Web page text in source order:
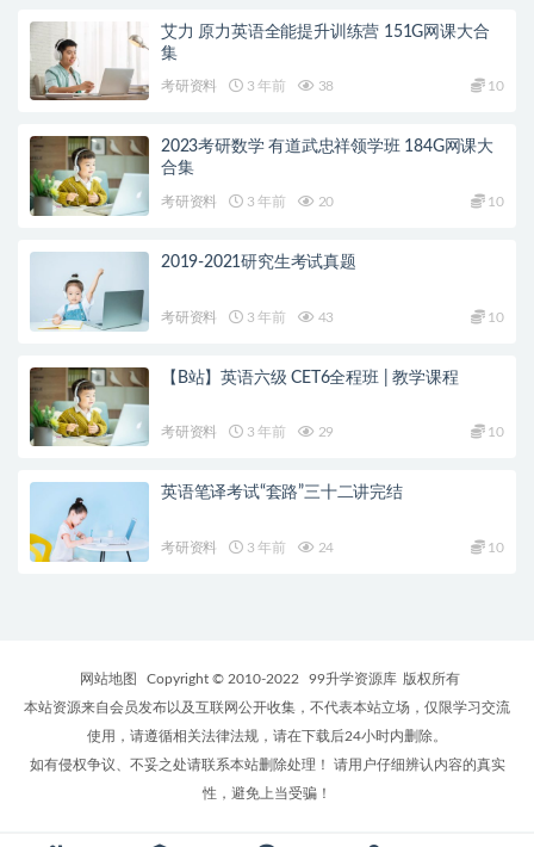
艾力 原力英语全能提升训练营 151G网课大合
集
考研资料 3 年前 38 10
2023考研数学 有道武忠祥领学班 184G网课大
合集
考研资料 3 年前 20 10
2019-2021研究生考试真题
考研资料 3 年前 43 10
【B站】英语六级 CET6全程班 | 教学课程
考研资料 3 年前 29 10
英语笔译考试“套路”三十二讲完结
考研资料 3 年前 24 10
网站地图 Copyright © 2010-2022 99升学资源库 版权所有
本站资源来自会员发布以及互联网公开收集，不代表本站立场，仅限学习交流
使用，请遵循相关法律法规，请在下载后24小时内删除。
如有侵权争议、不妥之处请联系本站删除处理！ 请用户仔细辨认内容的真实
性，避免上当受骗！